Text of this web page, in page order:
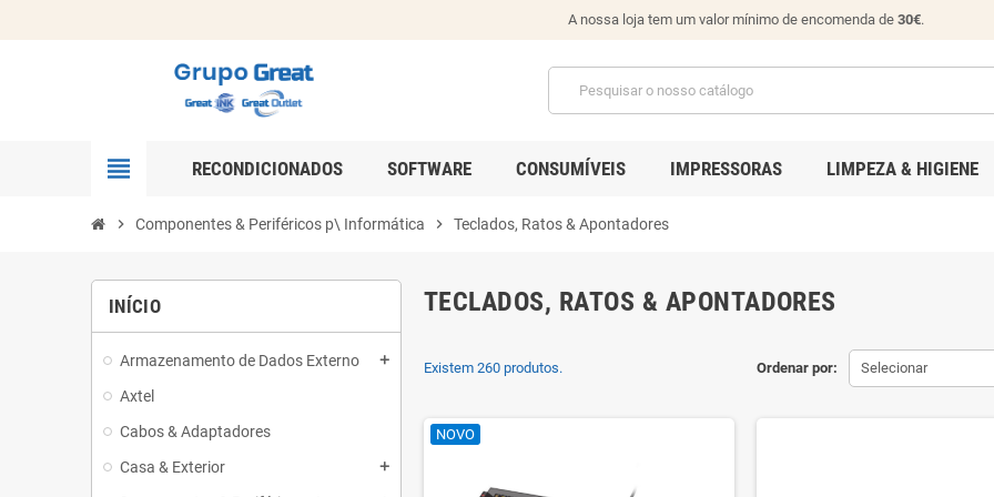
A nossa loja tem um valor mínimo de encomenda de 30€.
view_headline RECONDICIONADOS SOFTWARE CONSUMÍVEIS IMPRESSORAS LIMPEZA & HIGIENE
chevron_right Componentes & Periféricos p\ Informática chevron_right Teclados, Ratos & Apontadores
INÍCIO
Armazenamento de Dados Externo add
Axtel
Cabos & Adaptadores
Casa & Exterior
add
TECLADOS, RATOS & APONTADORES
Ordenar por: Selecionar
Existem 260 produtos.
NOVO